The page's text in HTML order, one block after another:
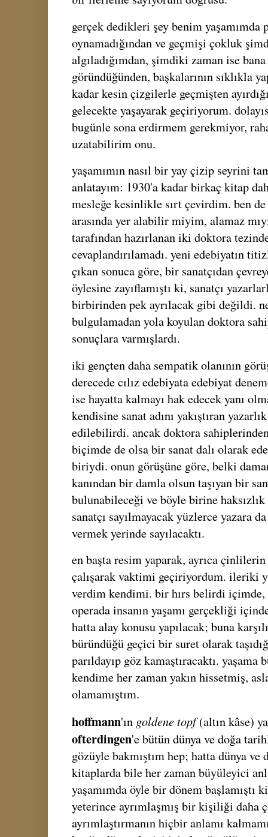
gerçek dedikleri şey benim
oynamadığından ve geçmişi çokluk
algıladığımdan, şimdiki zaman ise
göründüğünden, başkalarının sıklıkla
kadar kesin çizgilerle geçmişten
gelecekte yaşayarak geçiriyorum.
bugünle sona erdirmem gerekmiyor,
uzatabilirim onu.
yaşamımın nasıl bir yay çizip seyrini
anlatayım: 1930'a kadar birkaç kitap
mesleğe kesinlikle sırt çevirdim. ben
arasında yer alabilir miyim, alamaz
tarafından hazırlanan iki doktora
cevaplandırılamadı. yeni edebiyatın
çıkan sonuca göre, bir sanatçıdan
öylesine zayıflamıştı ki, sanatçı
birbirinden pek ayrılacak gibi değildi.
bulgulamadan yola koyulan doktora
sonuçlara varmışlardı.
iki gençten daha sempatik olanının
derecede cılız edebiyata edebiyat
ise hayatta kalmayı hak edecek yanı
kendisine sanat adını yakıştıran
edilebilirdi. ancak doktora
biçimde de olsa bir sanat dalı olarak
biriydi. onun görüşüne göre, belki
kanından bir damla olsun taşıyan bir
bulunabileceği ve böyle birine
sanatçı sayılmayacak yüzlerce yazara
vermek yerinde sayılacaktı.
en başta resim yaparak, ayrıca
çalışarak vaktimi geçiriyordum. ileriki
verdim kendimi. bir hırs belirdi içimde,
operada insanın yaşamı gerçekliği
hatta alay konusu yapılacak; buna
büründüğü geçici bir suret olarak
parıldayıp göz kamaştıracaktı. yaşama
kendime her zaman yakın hissetmiş,
olamamıştım.
hoffmann'ın goldene topf(altın kâse)
ofterdingen'e bütün dünya ve doğa
gözüyle bakmıştım hep; hatta dünya
kitaplarda bile her zaman büyüleyici
yaşamımda öyle bir dönem başlamıştı
yeterince ayrımlaşmış bir kişiliği daha
ayrımlaştırmanın hiçbir anlamı